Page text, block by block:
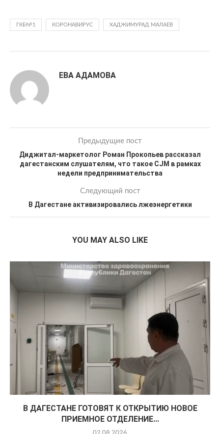
ГКБ№1 КОРОНАВИРУС ХАДЖИМУРАД МАЛАЕВ
ЕВА АДАМОВА
Предыдущие пост
Диджитал-маркетолог Роман Прокопьев рассказал
дагестанским слушателям, что такое CJM в рамках
недели предпринимательства
Следующий пост
В Дагестане активизировались лжеэнергетики
YOU MAY ALSO LIKE
В ДАГЕСТАНЕ ГОТОВЯТ К ОТКРЫТИЮ НОВОЕ
ПРИЕМНОЕ ОТДЕЛЕНИЕ...